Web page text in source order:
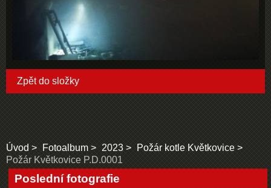
Zpět do složky
Úvod Fotoalbum 2023
Požár kotle Květkovice
Požár Květkovice P.D.0001
Poslední fotografie